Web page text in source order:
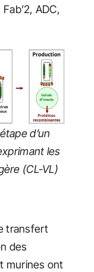
ADC,
d’un
les
(CL-VL)
transfert
des
murines ont